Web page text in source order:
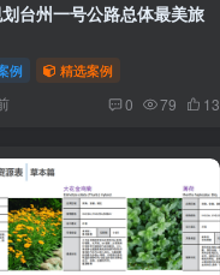
台州一号公路总体最美旅
例 精选案例
0 79 13